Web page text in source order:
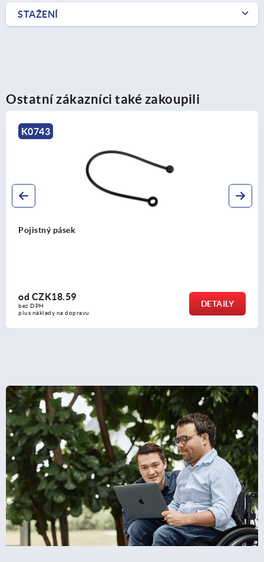
STAŽENÍ
Ostatní zákazníci také zakoupili
K1378
Pěticípé hvězdicové rukojeti plastové, zamykatelné
odCZK497.07
bez DPH
plus náklady na dopravu
DETAILY